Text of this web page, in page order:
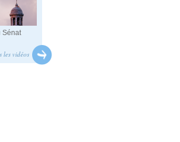
Sénat
les vidéos